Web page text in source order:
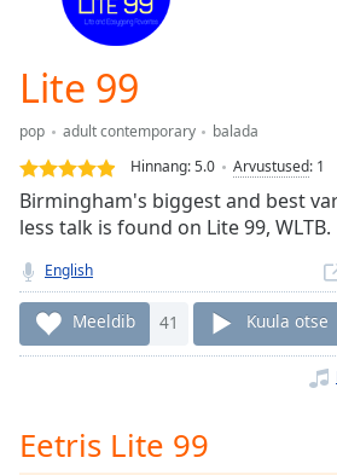
Forward
Current
Time 0:00
Duration
Loaded:
0.00%
Stream
Seek to
live,
currently
behind
liveLIVE
Lite 99
pop adult contemporary
balada
Hinnang:5.0 Arvustused: 1
Birmingham's biggest and best
less talk is found on Lite 99, WLTB.
English
Meeldib 41 Kuula otse
Eetris Lite 99